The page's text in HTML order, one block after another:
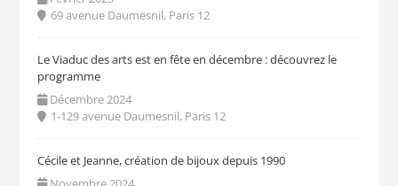
69 avenue Daumesnil, Paris 12
Le Viaduc des arts est en fête en décembre : découvrez le
programme
Décembre 2024
1-129 avenue Daumesnil, Paris 12
Cécile et Jeanne, création de bijoux depuis 1990